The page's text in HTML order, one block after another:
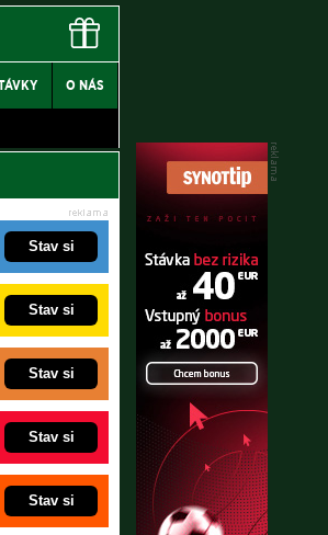
O NÁS
Stav si
Stav si
Stav si
Stav si
Stav si